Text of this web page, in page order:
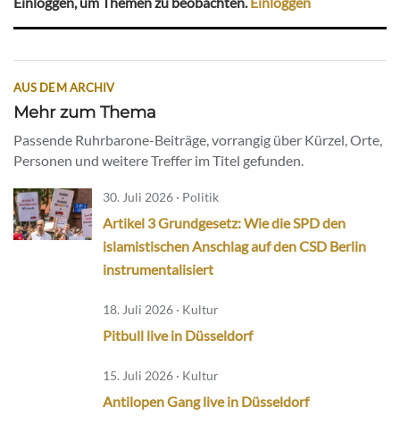
AUS DEM ARCHIV
Mehr zum Thema
Passende Ruhrbarone-Beiträge, vorrangig über Kürzel, Orte,
Personen und weitere Treffer im Titel gefunden.
30. Juli 2026 · Politik
Artikel 3 Grundgesetz: Wie die SPD den
islamistischen Anschlag auf den CSD Berlin
instrumentalisiert
18. Juli 2026 · Kultur
Pitbull live in Düsseldorf
15. Juli 2026 · Kultur
Antilopen Gang live in Düsseldorf